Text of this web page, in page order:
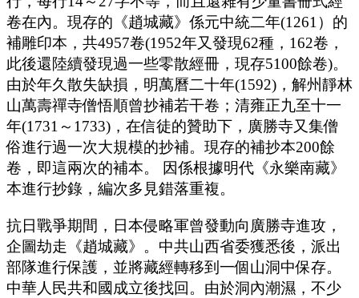
卷在內。現存的《趙城藏》係元中統二年(1261）的
補雕印本，共4957卷(1952年又發現62種，162卷，
此後還陸續發現過一些零散經冊，現存5100餘卷)。
由於年久散失缺損，明萬曆二十年(1592)，解州靜林
山萬壽禪寺僧悟順曾抄補若干卷；清雍正九至十一
年(1731～1733)，在信徒的贊助下，廣勝寺又集僧
俗進行過一次大規模的抄補。現存的補抄本200餘
卷，即這兩次的補本。 因係根據明代《永樂南藏》
本進行抄錄，編次多見錯落重複。
抗日戰爭期間，日本侵略軍曾發動向廣勝寺進攻，
企圖劫走《趙城藏》。中共山西省委獲悉後，派出
部隊進行保護，並將藏經轉移到一個山洞中保存。
中華人民共和國成立後找回。由於洞內潮濕，不少